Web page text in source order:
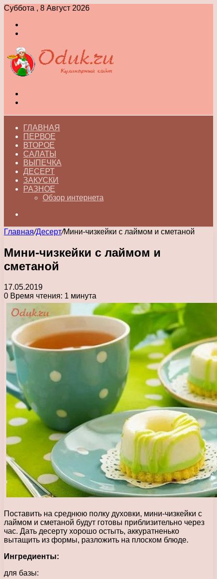
Суббота , 8 Август 2026
ГЛАВНАЯ
ПЕРВОЕ
ВТОРОЕ
САЛАТЫ
ВЫПЕЧКА
ДЕСЕРТ
ЗАКУСКИ
РАЗНОЕ
Обзор интернета
Главная/Десерт/Мини-чизкейки с лаймом и сметаной
Мини-чизкейки с лаймом и
сметаной
17.05.2019
0 Время чтения: 1 минута
Поставить на среднюю полку духовки, мини-чизкейки с
лаймом и сметаной будут готовы приблизительно через
час. Дать десерту хорошо остыть, аккуратненько
вытащить из формы, разложить на плоском блюде.
Ингредиенты:
для базы: